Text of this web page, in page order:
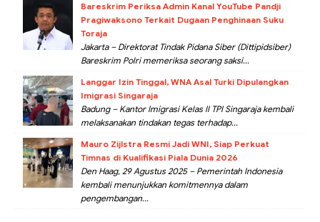
Bareskrim Periksa Admin Kanal YouTube Pandji
Pragiwaksono Terkait Dugaan Penghinaan Suku
Toraja
Jakarta – Direktorat Tindak Pidana Siber (Dittipidsiber)
Bareskrim Polri memeriksa seorang saksi...
Langgar Izin Tinggal, WNA Asal Turki Dipulangkan
Imigrasi Singaraja
Badung – Kantor Imigrasi Kelas II TPI Singaraja kembali
melaksanakan tindakan tegas terhadap...
Mauro Zijlstra Resmi Jadi WNI, Siap Perkuat
Timnas di Kualifikasi Piala Dunia 2026
Den Haag, 29 Agustus 2025 – Pemerintah Indonesia
kembali menunjukkan komitmennya dalam
pengembangan...